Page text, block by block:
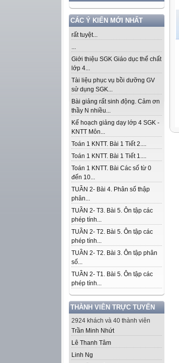
CÁC Ý KIẾN MỚI NHẤT
rất tuyệt...
...
Giới thiệu SGK Giáo dục thể chất
lớp 4...
Tài liệu phục vụ bồi dưỡng GV
sử dụng SGK...
Bài giảng rất sinh động. Cảm ơn
thầy N nhiều...
Kế hoạch giảng dạy lớp 4 SGK -
KNTT Môn...
Toán 1 KNTT. Bài 1 Tiết 2....
Toán 1 KNTT. Bài 1 Tiết 1....
Toán 1 KNTT. Bài Các số từ 0
đến 10...
TUẦN 2- Bài 4. Phân số thập
phân...
TUẦN 2- T3. Bài 5. Ôn tập các
phép tính...
TUẦN 2- T2. Bài 5. Ôn tập các
phép tính...
TUẦN 2- T2. Bài 3. Ôn tập phân
số...
TUẦN 2- T1. Bài 5. Ôn tập các
phép tính...
THÀNH VIÊN TRỰC TUYẾN
2924 khách và 40 thành viên
Trần Minh Nhứt
Lê Thanh Tâm
Linh Ng